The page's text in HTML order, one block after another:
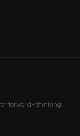
forward-thinking